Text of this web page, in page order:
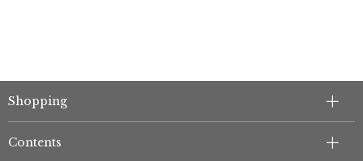
Shopping
Contents